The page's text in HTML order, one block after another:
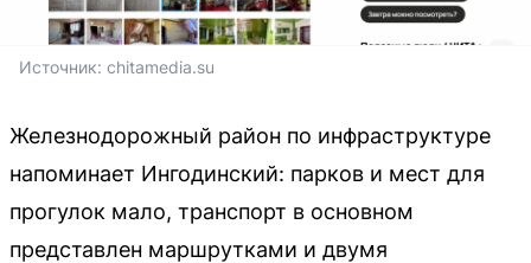
Источник: chitamedia.su
Железнодорожный район по инфраструктуре
напоминает Ингодинский: парков и мест для
прогулок мало, транспорт в основном
представлен маршрутками и двумя